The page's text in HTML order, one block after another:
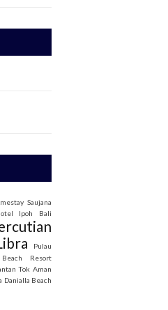
Saujana
Ipoh Bali
Pulau
Resort
Tok Aman
Danialla Beach